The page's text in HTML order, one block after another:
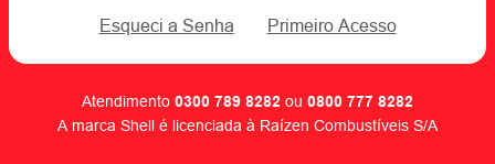
Esqueci a Senha Primeiro Acesso
Atendimento 0300 789 8282 ou 0800 777 8282
A marca Shell é licenciada à Raízen Combustíveis S/A